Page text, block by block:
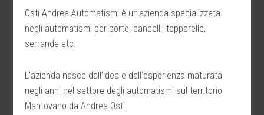
Osti Andrea Automatismi è un’azienda specializzata
negli automatismi per porte, cancelli, tapparelle,
serrande etc.
L’azienda nasce dall’idea e dall’esperienza maturata
negli anni nel settore degli automatismi sul territorio
Mantovano da Andrea Osti.